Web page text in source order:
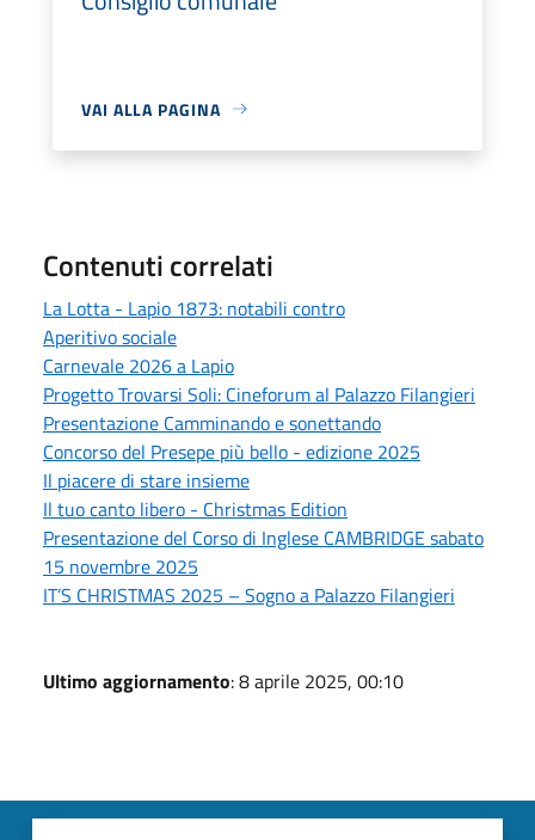
VAI ALLA PAGINA
Contenuti correlati
La Lotta - Lapio 1873: notabili contro
Aperitivo sociale
Carnevale 2026 a Lapio
Progetto Trovarsi Soli: Cineforum al Palazzo Filangieri
Presentazione Camminando e sonettando
Concorso del Presepe più bello - edizione 2025
Il piacere di stare insieme
Il tuo canto libero - Christmas Edition
Presentazione del Corso di Inglese CAMBRIDGE sabato
15 novembre 2025
IT’S CHRISTMAS 2025 – Sogno a Palazzo Filangieri
Ultimo aggiornamento: 8 aprile 2025, 00:10